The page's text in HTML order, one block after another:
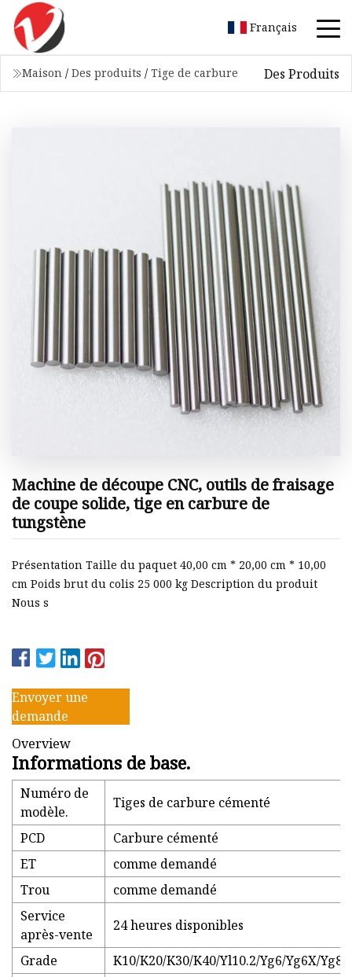
Français
Maison / Des produits / Tige de carbure Des Produits
Machine de découpe CNC, outils de fraisage
de coupe solide, tige en carbure de
tungstène
Présentation Taille du paquet 40,00 cm * 20,00 cm * 10,00
cm Poids brut du colis 25 000 kg Description du produit
Nous s
Envoyer une
demande
Overview
Informations de base.
Numéro de
modèle.
Tiges de carbure cémenté
PCD
Carbure cémenté
ET
comme demandé
Trou
comme demandé
Service
après-vente
24 heures disponibles
Grade K10/K20/K30/K40/Yl10.2/Yg6/Yg6X/Yg8/